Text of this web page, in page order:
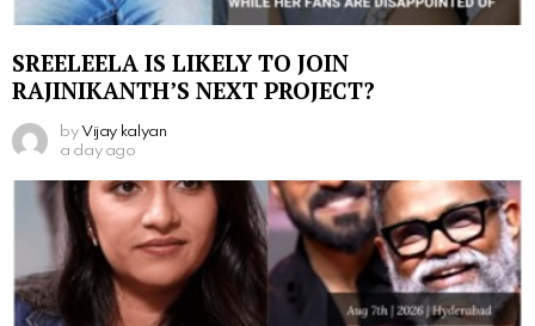
SREELEELA IS LIKELY TO JOIN
RAJINIKANTH’S NEXT PROJECT?
by Vijay kalyan
a day ago